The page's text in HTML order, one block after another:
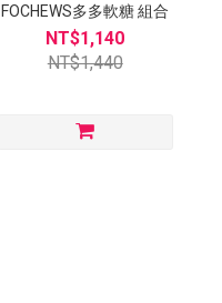
FOCHEWS多多軟糖 組合
NT$1,140
NT$1,440